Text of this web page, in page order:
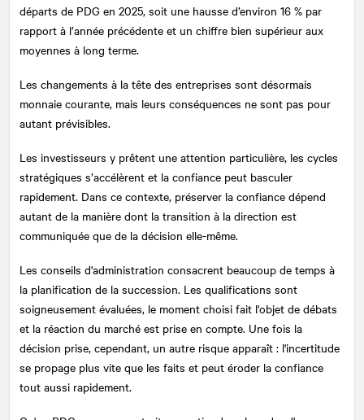
départs de PDG en 2025, soit une hausse d’environ 16 % par
rapport à l’année précédente et un chiffre bien supérieur aux
moyennes à long terme.
Les changements à la tête des entreprises sont désormais
monnaie courante, mais leurs conséquences ne sont pas pour
autant prévisibles.
Les investisseurs y prêtent une attention particulière, les cycles
stratégiques s’accélèrent et la confiance peut basculer
rapidement. Dans ce contexte, préserver la confiance dépend
autant de la manière dont la transition à la direction est
communiquée que de la décision elle-même.
Les conseils d'administration consacrent beaucoup de temps à
la planification de la succession. Les qualifications sont
soigneusement évaluées, le moment choisi fait l'objet de débats
et la réaction du marché est prise en compte. Une fois la
décision prise, cependant, un autre risque apparaît : l'incertitude
se propage plus vite que les faits et peut éroder la confiance
tout aussi rapidement.